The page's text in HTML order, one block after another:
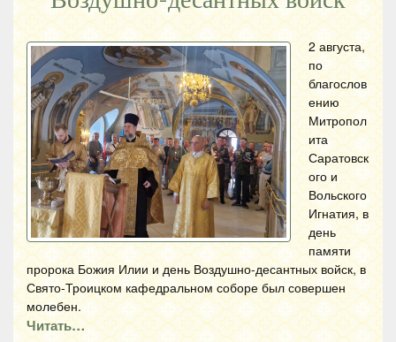
2 августа,
по
благослов
ению
Митропол
ита
Саратовск
ого и
Вольского
Игнатия, в
день
памяти
пророка Божия Илии и день Воздушно-десантных войск, в
Свято-Троицком кафедральном соборе был совершен
молебен.
Читать…